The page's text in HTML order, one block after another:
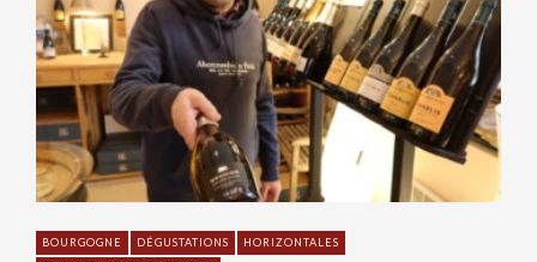
BOURGOGNE DÉGUSTATIONS
HORIZONTALES